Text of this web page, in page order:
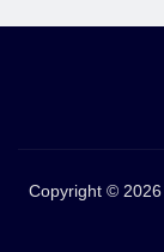
Copyright ©